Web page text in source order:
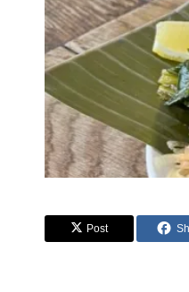
Post